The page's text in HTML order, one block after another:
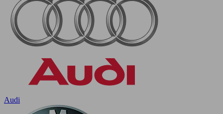
Audi